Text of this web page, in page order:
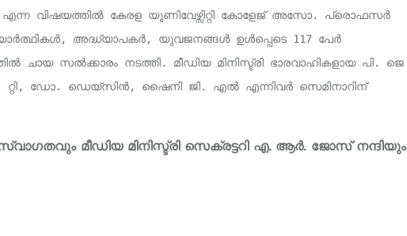
അദ്ധ്യാപകർ, യുവജനങ്ങൾ ഉൾപ്പെടെ 117 പേർ
ചായ സൽക്കാരം നടത്തി. മീഡിയ മിനിസ്ട്രി ഭാരവാഹികളായ പി. ജെ
ഡോ. ഡെയ്സിൻ, ഷൈനി ജി. എൽ എന്നിവർ സെമിനാറിന്
മീഡിയ മിനിസ്ട്രി സെക്രട്ടറി എ. ആർ. ജോസ് നന്ദിയും